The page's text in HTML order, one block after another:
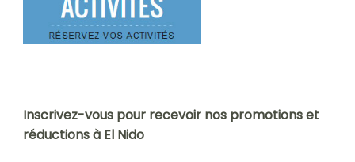
Inscrivez-vous pour recevoir nos promotions et
réductions à El Nido